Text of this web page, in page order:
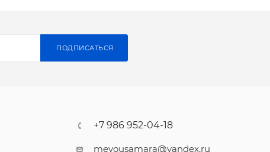
ПОДПИСАТЬСЯ
+7 986 952-04-18
meyousamara@yandex.ru